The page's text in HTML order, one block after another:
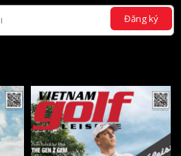
Đăng ký